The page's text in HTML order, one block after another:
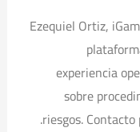
Ezequiel Ortiz,
experiencia
sobre
riesgos.